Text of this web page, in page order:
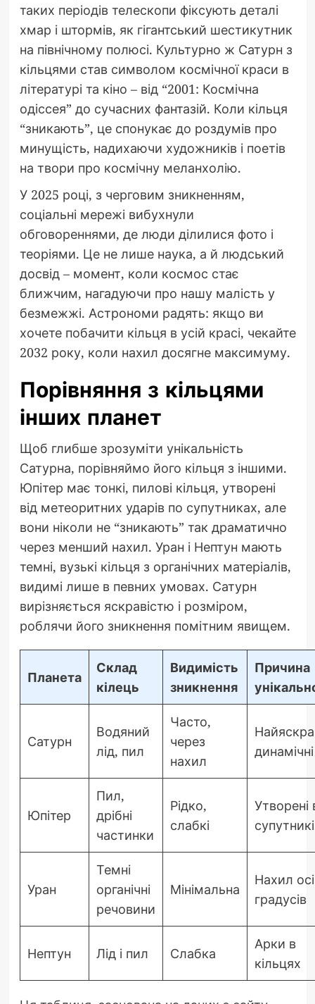
таких періодів телескопи фіксують деталі
хмар і штормів, як гігантський шестикутник
на північному полюсі. Культурно ж Сатурн з
кільцями став символом космічної краси в
літературі та кіно – від “2001: Космічна
одіссея” до сучасних фантазій. Коли кільця
“зникають”, це спонукає до роздумів про
минущість, надихаючи художників і поетів
на твори про космічну меланхолію.
У 2025 році, з черговим зникненням,
соціальні мережі вибухнули
обговореннями, де люди ділилися фото і
теоріями. Це не лише наука, а й людський
досвід – момент, коли космос стає
ближчим, нагадуючи про нашу малість у
безмежжі. Астрономи радять: якщо ви
хочете побачити кільця в усій красі, чекайте
2032 року, коли нахил досягне максимуму.
Порівняння з кільцями
інших планет
Щоб глибше зрозуміти унікальність
Сатурна, порівняймо його кільця з іншими.
Юпітер має тонкі, пилові кільця, утворені
від метеоритних ударів по супутниках, але
вони ніколи не “зникають” так драматично
через менший нахил. Уран і Нептун мають
темні, вузькі кільця з органічних матеріалів,
видимі лише в певних умовах. Сатурн
вирізняється яскравістю і розміром,
роблячи його зникнення помітним явищем.
Планета
Склад
кілець
Видимість
зникнення
Причина
Сатурн
Водяний
лід, пил
Часто,
через
нахил
динамічні
Юпітер
Пил,
дрібні
частинки
Рідко,
слабкі
Утворені
Уран
Темні
органічні
речовини
Мінімальна
Нахил
градусів
Нептун Лід і пил Слабка
Арки в
кільцях